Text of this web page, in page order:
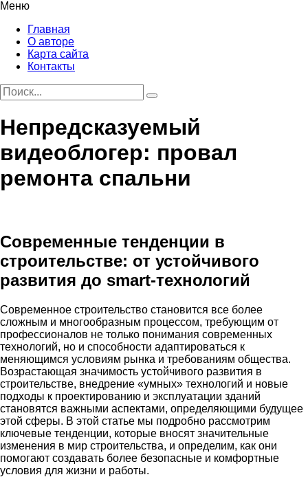
Меню
Главная
О авторе
Карта сайта
Контакты
Непредсказуемый
видеоблогер: провал
ремонта спальни
Современные тенденции в
строительстве: от устойчивого
развития до smart-технологий
Современное строительство становится все более
сложным и многообразным процессом, требующим от
профессионалов не только понимания современных
технологий, но и способности адаптироваться к
меняющимся условиям рынка и требованиям общества.
Возрастающая значимость устойчивого развития в
строительстве, внедрение «умных» технологий и новые
подходы к проектированию и эксплуатации зданий
становятся важными аспектами, определяющими будущее
этой сферы. В этой статье мы подробно рассмотрим
ключевые тенденции, которые вносят значительные
изменения в мир строительства, и определим, как они
помогают создавать более безопасные и комфортные
условия для жизни и работы.